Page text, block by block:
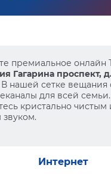
премиальное онлайн
Гагарина проспект,
В нашей сетке вещания
для всей семьи.
кристально
Интернет